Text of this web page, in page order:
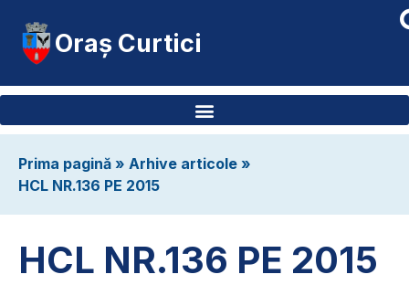
Oraș Curtici
Prima pagină » Arhive articole »
HCL NR.136 PE 2015
HCL NR.136 PE 2015